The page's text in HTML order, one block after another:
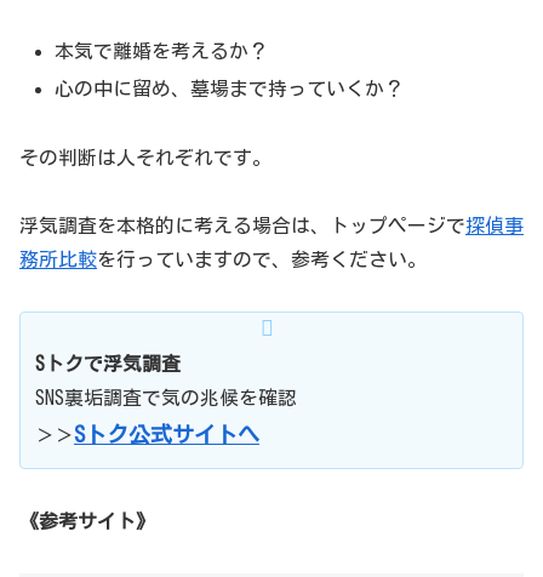
本気で離婚を考えるか？
心の中に留め、墓場まで持っていくか？
その判断は人それぞれです。
浮気調査を本格的に考える場合は、トップページで探偵事
務所比較を行っていますので、参考ください。
Sトクで浮気調査
SNS裏垢調査で気の兆候を確認
＞＞Sトク公式サイトへ
《参考サイト》